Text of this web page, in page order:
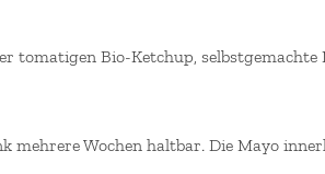
tomatigen Bio-Ketchup, selbstgemachte
mehrere Wochen haltbar. Die Mayo